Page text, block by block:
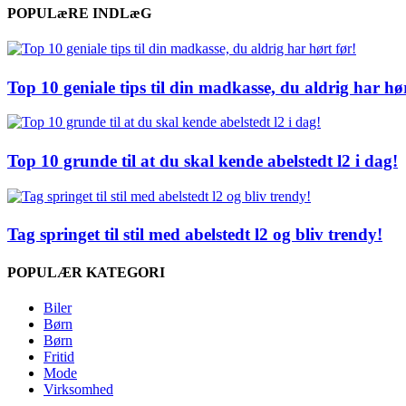
POPULæRE INDLæG
Top 10 geniale tips til din madkasse, du aldrig har
Top 10 grunde til at du skal kende abelstedt l2 i dag!
Tag springet til stil med abelstedt l2 og bliv trendy!
POPULÆR KATEGORI
Biler
Børn
Børn
Fritid
Mode
Virksomhed